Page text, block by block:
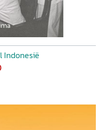
Indonesië